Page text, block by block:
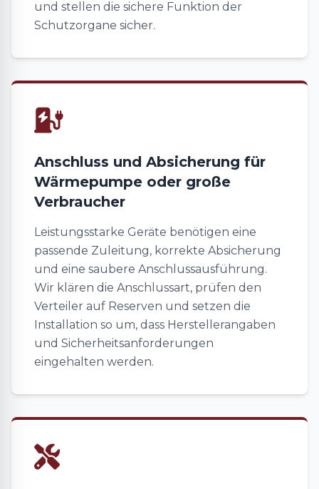
und stellen die sichere Funktion der
Schutzorgane sicher.
Anschluss und Absicherung für
Wärmepumpe oder große
Verbraucher
Leistungsstarke Geräte benötigen eine
passende Zuleitung, korrekte Absicherung
und eine saubere Anschlussausführung.
Wir klären die Anschlussart, prüfen den
Verteiler auf Reserven und setzen die
Installation so um, dass Herstellerangaben
und Sicherheitsanforderungen
eingehalten werden.